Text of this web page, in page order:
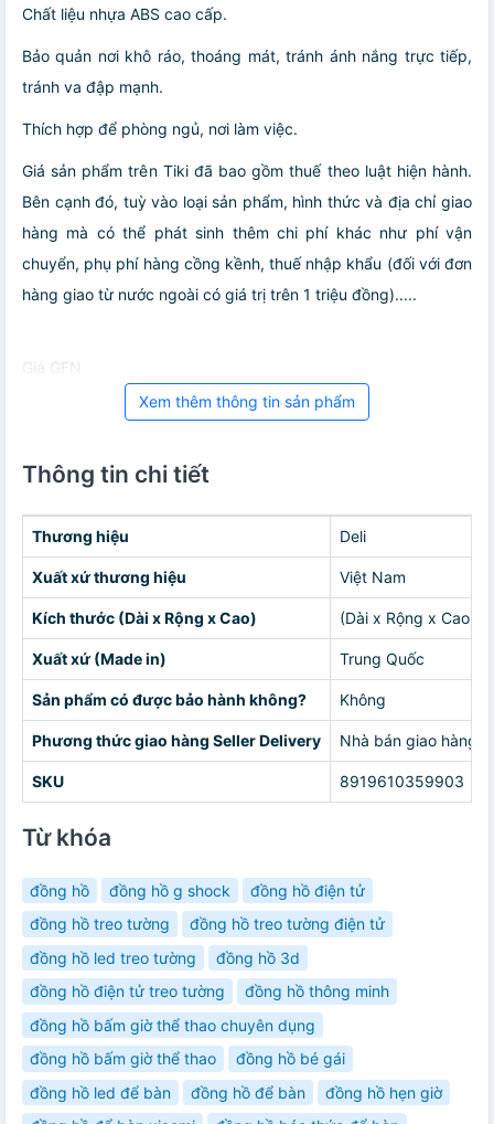
Chất liệu nhựa ABS cao cấp.
Bảo quản nơi khô ráo, thoáng mát, tránh ánh nắng trực tiếp,
tránh va đập mạnh.
Thích hợp để phòng ngủ, nơi làm việc.
Giá sản phẩm trên Tiki đã bao gồm thuế theo luật hiện hành.
Bên cạnh đó, tuỳ vào loại sản phẩm, hình thức và địa chỉ giao
hàng mà có thể phát sinh thêm chi phí khác như phí vận
chuyển, phụ phí hàng cồng kềnh, thuế nhập khẩu (đối với đơn
hàng giao từ nước ngoài có giá trị trên 1 triệu đồng).....
Giá GFN
Xem thêm thông tin sản phẩm
Thông tin chi tiết
Thương hiệu Deli
Xuất xứ thương hiệu Việt Nam
Kích thước (Dài x Rộng x Cao) (Dài x Rộng x Cao)
Xuất xứ (Made in) Trung Quốc
Sản phẩm có được bảo hành không? Không
Phương thức giao hàng Seller Delivery Nhà bán giao hàng
SKU 8919610359903
Từ khóa
đồng hồ đồng hồ g shock
đồng hồ điện tử
đồng hồ treo tường
đồng hồ treo tường điện tử
đồng hồ led treo tường
đồng hồ 3d
đồng hồ điện tử treo tường
đồng hồ thông minh
đồng hồ bấm giờ thể thao chuyên dụng
đồng hồ bấm giờ thể thao
đồng hồ bé gái
đồng hồ led để bàn
đồng hồ để bàn
đồng hồ hẹn giờ